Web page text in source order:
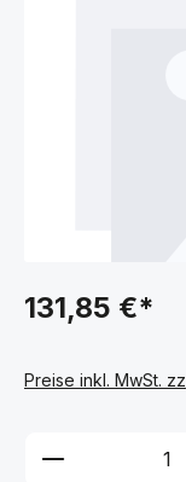
131,85 €*
Preise inkl. MwSt.
Produkt